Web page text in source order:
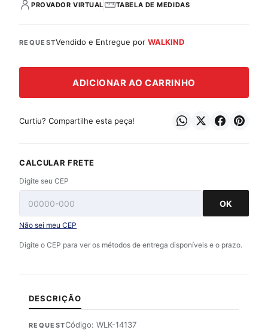
PROVADOR VIRTUAL TABELA DE MEDIDAS
REQUESTVendido e Entregue porWALKIND
ADICIONAR AO CARRINHO
Curtiu? Compartilhe esta peça!
CALCULAR FRETE
Digite seu CEP
OK
Não sei meu CEP
Digite o CEP para ver os métodos de entrega disponíveis e o prazo.
DESCRIÇÃO
REQUESTCódigo: WLK-14137